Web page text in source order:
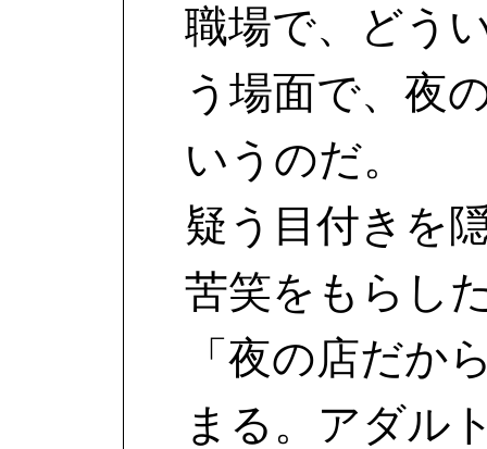
職場で、どう
う場面で、夜
いうのだ。
疑う目付きを
苦笑をもらし
「夜の店だか
まる。アダル